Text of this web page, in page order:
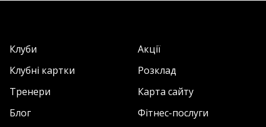
Клуби
Акції
Клубні картки
Розклад
Тренери
Карта сайту
Блог
Фітнес-послуги